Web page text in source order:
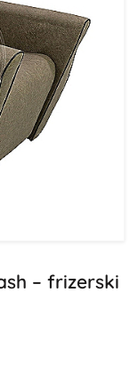
– frizerski